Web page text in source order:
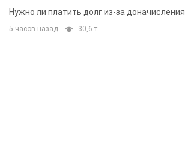
вынес неожиданное решение
Нужно ли платить долг из-за доначисления
5 часов назад 30,6 т.